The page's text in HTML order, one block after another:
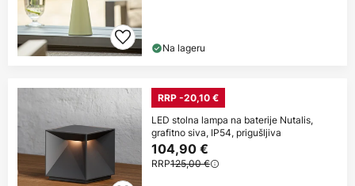
Na lageru
RRP -20,10 €
LED stolna lampa na baterije Nutalis,
grafitno siva, IP54, prigušljiva
104,90 €
RRP125,00 €